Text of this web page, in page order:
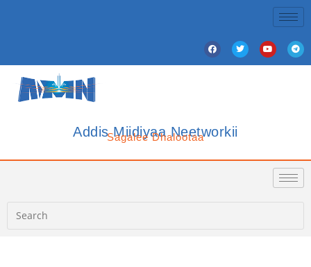
Addis Miidiyaa Neetworkii
Sagalee Dhalootaa